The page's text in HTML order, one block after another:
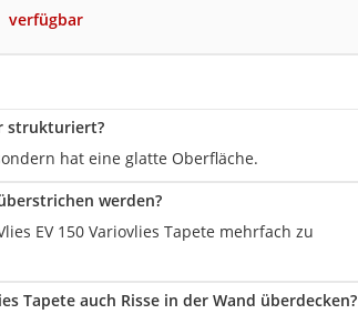
verfügbar
strukturiert?
hat eine glatte Oberfläche.
werden?
EV 150 Variovlies Tapete mehrfach zu
Tapete auch Risse in der Wand überdecken?